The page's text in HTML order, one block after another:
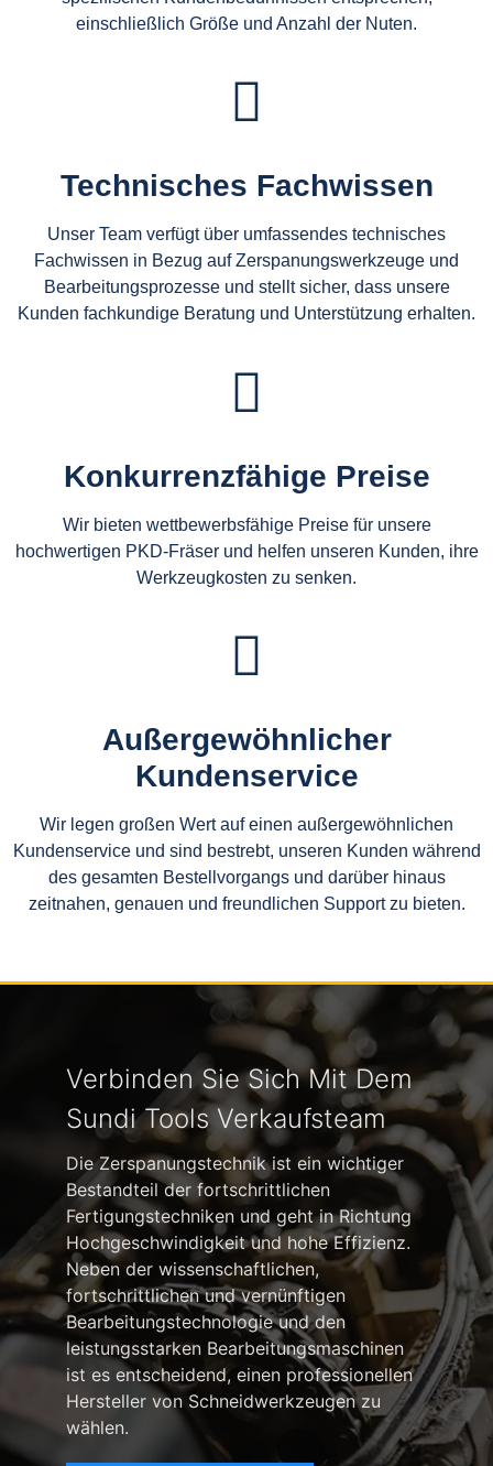
einschließlich Größe und Anzahl der Nuten.
Technisches Fachwissen
Unser Team verfügt über umfassendes technisches
Fachwissen in Bezug auf Zerspanungswerkzeuge und
Bearbeitungsprozesse und stellt sicher, dass unsere
Kunden fachkundige Beratung und Unterstützung erhalten.
Konkurrenzfähige Preise
Wir bieten wettbewerbsfähige Preise für unsere
hochwertigen PKD-Fräser und helfen unseren Kunden, ihre
Werkzeugkosten zu senken.
Außergewöhnlicher
Kundenservice
Wir legen großen Wert auf einen außergewöhnlichen
Kundenservice und sind bestrebt, unseren Kunden während
des gesamten Bestellvorgangs und darüber hinaus
zeitnahen, genauen und freundlichen Support zu bieten.
Verbinden Sie Sich Mit Dem
Sundi Tools Verkaufsteam
Die Zerspanungstechnik ist ein wichtiger
Bestandteil der fortschrittlichen
Fertigungstechniken und geht in Richtung
Hochgeschwindigkeit und hohe Effizienz.
Neben der wissenschaftlichen,
fortschrittlichen und vernünftigen
Bearbeitungstechnologie und den
leistungsstarken Bearbeitungsmaschinen
ist es entscheidend, einen professionellen
Hersteller von Schneidwerkzeugen zu
wählen.